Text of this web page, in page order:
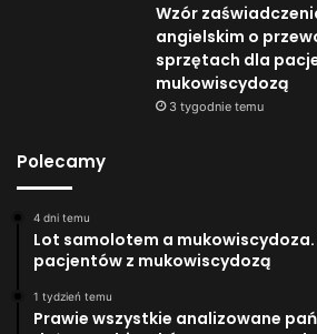
Wzór
angielskim o
sprzętach dla
mukowiscydozą
3 tygodnie temu
Polecamy
4 dni temu
Lot samolotem a
pacjentów z mukowiscydozą
1 tydzień temu
Prawie wszystkie analizowane